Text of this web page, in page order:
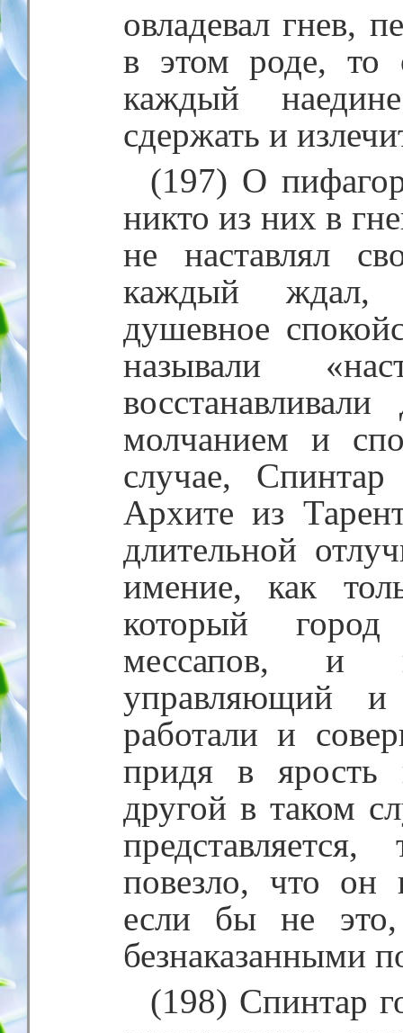
овладевал гнев,
в этом роде, то
каждый
сдержать и
(197) О
никто из них в
не наставлял
каждый ждал,
душевное
называли
молчанием и
случае, Спинтар
Архите из
длительной
имение, как
который
мессапов, и
управляющий
работали и
придя в
другой в таком
повезло, что он
если бы не
безнаказанными
(198) Спинтар